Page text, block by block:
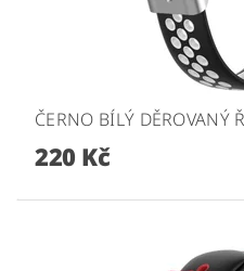
ČERNO BÍLÝ DĚROVANÝ
220 Kč